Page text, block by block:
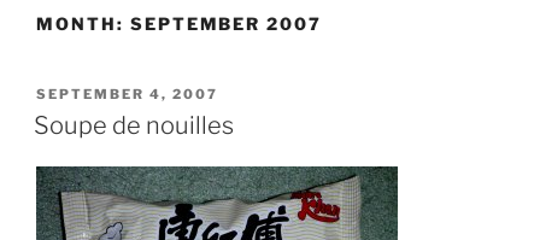
MONTH: SEPTEMBER 2007
POSTED
ON
SEPTEMBER 4, 2007
Soupe de nouilles